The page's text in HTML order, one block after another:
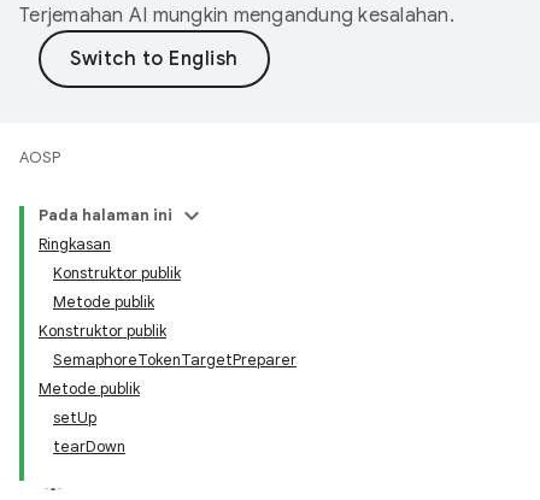
Terjemahan AI mungkin mengandung kesalahan.
AOSP
Pada halaman ini
Ringkasan
Konstruktor publik
Metode publik
Konstruktor publik
SemaphoreTokenTargetPreparer
Metode publik
setUp
tearDown